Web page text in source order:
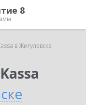
8
в Жигулевске